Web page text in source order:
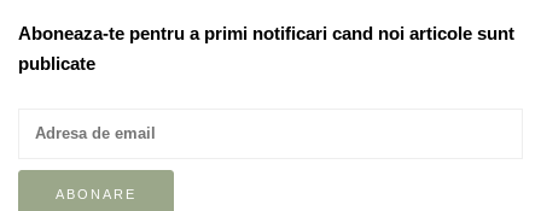
Aboneaza-te pentru a primi notificari cand noi articole sunt
publicate